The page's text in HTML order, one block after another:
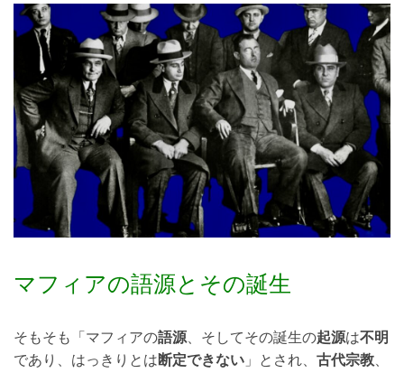
マフィアの語源とその誕生
そもそも「マフィアの語源 、そしてその誕生の起源は不明
であり、はっきりとは断定できない 」とされ、 古代宗教